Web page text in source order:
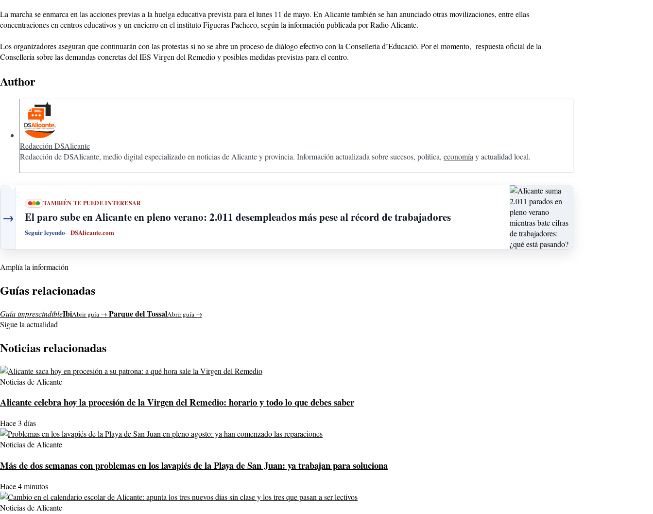
La marcha se enmarca en las acciones previas a la huelga educativa prevista para el lunes 11 de mayo. En Alicante también se han anunciado otras movilizaciones, entre ellas
concentraciones en centros educativos y un encierro en el instituto Figueras Pacheco, según la información publicada por Radio Alicante.
Los organizadores aseguran que continuarán con las protestas si no se abre un proceso de diálogo efectivo con la Conselleria d’Educació. Por el momento, respuesta oficial de la
Conselleria sobre las demandas concretas del IES Virgen del Remedio y posibles medidas previstas para el centro.
Author
Redacción DSAlicante
Redacción de DSAlicante, medio digital especializado en noticias de Alicante y provincia. Información actualizada sobre sucesos, política, economíay actualidad local.
→
TAMBIÉN TE PUEDE INTERESAR
El paro sube en Alicante en pleno verano: 2.011 desempleados más pese al récord de trabajadores
Seguir leyendo DSAlicante.com
Amplía la información
Guías relacionadas
Guía imprescindibleIbiAbrir guía → Parque del TossalAbrir guía →
Sigue la actualidad
Noticias relacionadas
Noticias de Alicante
Alicante celebra hoy la procesión de la Virgen del Remedio: horario y todo lo que debes saber
Hace 3 días
Noticias de Alicante
Más de dos semanas con problemas en los lavapiés de la Playa de San Juan: ya trabajan para soluciona
Hace 4 minutos
Noticias de Alicante